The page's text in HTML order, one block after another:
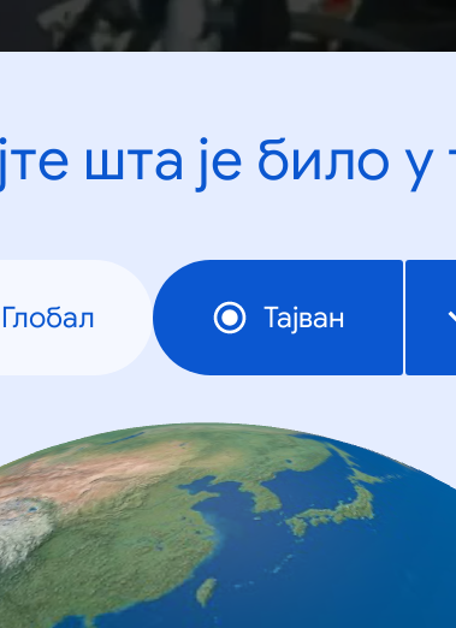
шта је било
Глобал Тајван